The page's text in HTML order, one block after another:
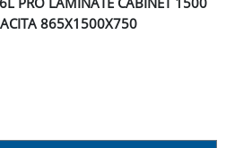
865X1500X750